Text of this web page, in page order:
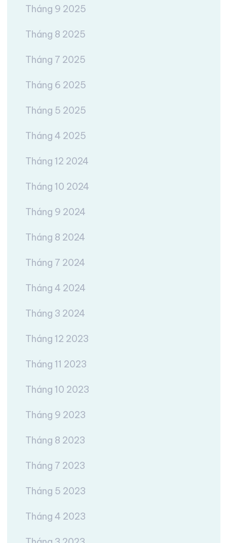
Tháng 9 2025
Tháng 8 2025
Tháng 7 2025
Tháng 6 2025
Tháng 5 2025
Tháng 4 2025
Tháng 12 2024
Tháng 10 2024
Tháng 9 2024
Tháng 8 2024
Tháng 7 2024
Tháng 4 2024
Tháng 3 2024
Tháng 12 2023
Tháng 11 2023
Tháng 10 2023
Tháng 9 2023
Tháng 8 2023
Tháng 7 2023
Tháng 5 2023
Tháng 4 2023